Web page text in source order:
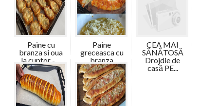
Paine cu
branza si oua
la cuptor - ...
Paine
greceasca cu
branza
CEA MAI
SĂNĂTOSĂ
Drojdie de
casă PE...